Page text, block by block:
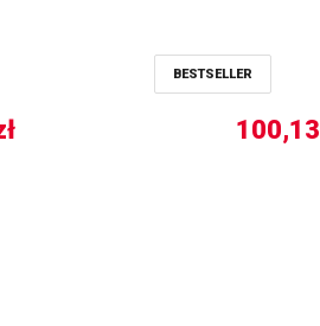
BESTSELLER
100,13